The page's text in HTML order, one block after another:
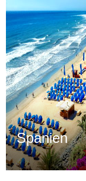
Spanien